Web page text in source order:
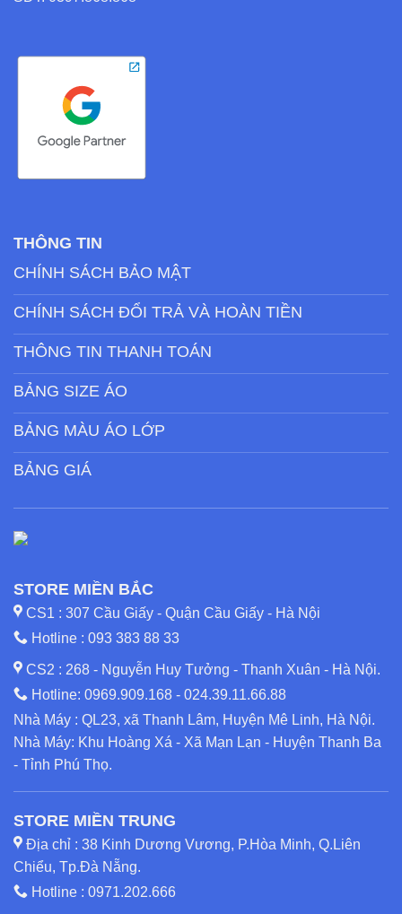
THÔNG TIN
CHÍNH SÁCH BẢO MẬT
CHÍNH SÁCH ĐỔI TRẢ VÀ HOÀN TIỀN
THÔNG TIN THANH TOÁN
BẢNG SIZE ÁO
BẢNG MÀU ÁO LỚP
BẢNG GIÁ
STORE MIỀN BẮC
CS1 : 307 Cầu Giấy - Quận Cầu Giấy - Hà Nội
Hotline : 093 383 88 33
CS2 : 268 - Nguyễn Huy Tưởng - Thanh Xuân - Hà Nội.
Hotline: 0969.909.168 - 024.39.11.66.88
Nhà Máy : QL23, xã Thanh Lâm, Huyện Mê Linh, Hà Nội.
Nhà Máy: Khu Hoàng Xá - Xã Mạn Lạn - Huyện Thanh Ba
- Tỉnh Phú Thọ.
STORE MIỀN TRUNG
Địa chỉ : 38 Kinh Dương Vương, P.Hòa Minh, Q.Liên
Chiểu, Tp.Đà Nẵng.
Hotline : 0971.202.666